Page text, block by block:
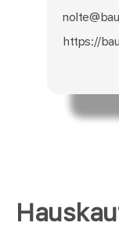
https://